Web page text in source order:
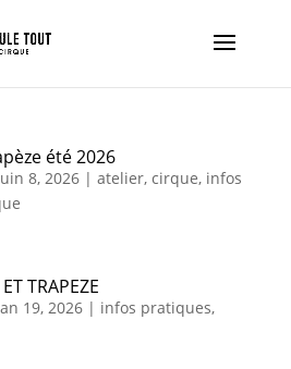
été 2026
8, 2026| atelier, cirque, infos
TRAPEZE
19, 2026| infos pratiques,